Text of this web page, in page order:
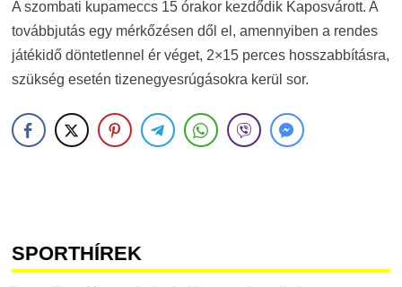
A szombati kupameccs 15 órakor kezdődik Kaposvárott. A
továbbjutás egy mérkőzésen dől el, amennyiben a rendes
játékidő döntetlennel ér véget, 2×15 perces hosszabbításra,
szükség esetén tizenegyesrúgásokra kerül sor.
SPORTHÍREK